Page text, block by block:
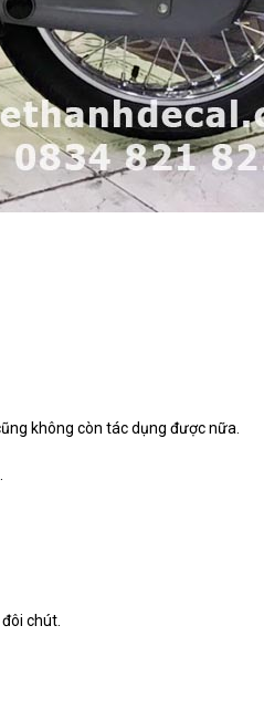
không còn tác dụng được nữa.
chút.